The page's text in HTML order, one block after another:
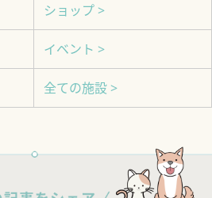
ショップ >
イベント >
全ての施設 >